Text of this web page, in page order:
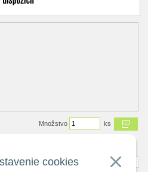
cookies
Množstvo ks